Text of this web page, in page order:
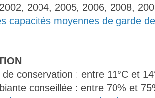
2004, 2005, 2006, 2008,
capacités moyennes de garde
conservation : entre 11°C et
conseillée : entre 70% et